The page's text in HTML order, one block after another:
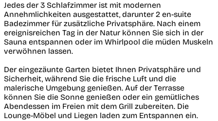
Jedes der 3 Schlafzimmer ist mit modernen
Annehmlichkeiten ausgestattet, darunter 2 en-suite
Badezimmer für zusätzliche Privatsphäre. Nach einem
ereignisreichen Tag in der Natur können Sie sich in der
Sauna entspannen oder im Whirlpool die müden Muskeln
verwöhnen lassen.
Der eingezäunte Garten bietet Ihnen Privatsphäre und
Sicherheit, während Sie die frische Luft und die
malerische Umgebung genießen. Auf der Terrasse
können Sie die Sonne genießen oder ein gemütliches
Abendessen im Freien mit dem Grill zubereiten. Die
Lounge-Möbel und Liegen laden zum Entspannen ein.